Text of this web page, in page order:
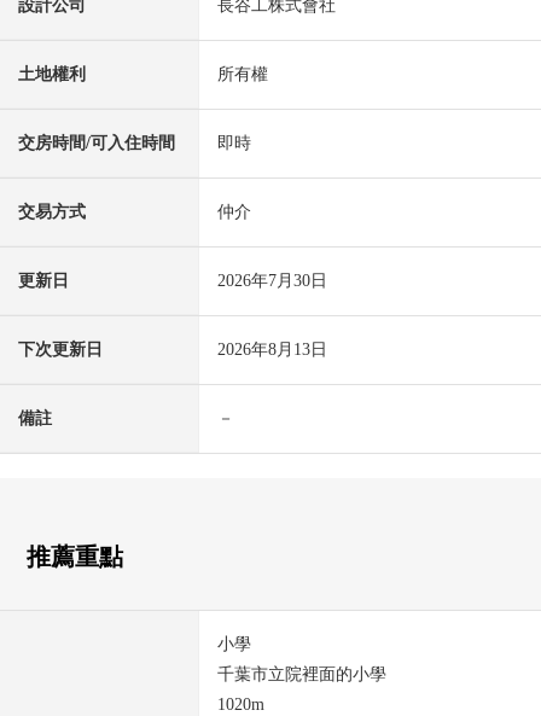
設計公司 長谷工株式會社
土地權利 所有權
交房時間/可入住時間 即時
交易方式 仲介
更新日 2026年7月30日
下次更新日 2026年8月13日
備註 －
推薦重點
小學
千葉市立院裡面的小學
1020m